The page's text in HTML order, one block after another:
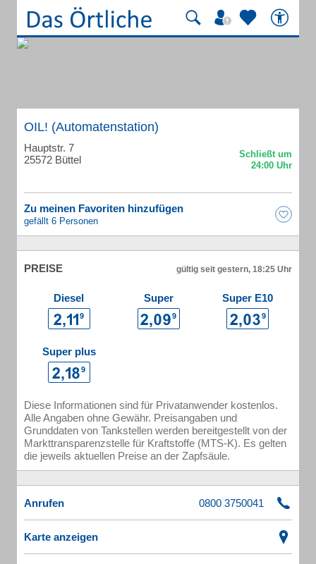
OIL! (Automatenstation)
Hauptstr. 7
25572 Büttel
Zu meinen Favoriten hinzufügen
gefällt 6 Personen
PREISE gültig seit gestern, 18:25 Uhr
Diesel Super Super E10
Super plus
Diese Informationen sind für Privatanwender kostenlos.
Alle Angaben ohne Gewähr. Preisangaben und
Grunddaten von Tankstellen werden bereitgestellt von der
Markttransparenzstelle für Kraftstoffe (MTS-K). Es gelten
die jeweils aktuellen Preise an der Zapfsäule.
Anrufen
Karte anzeigen